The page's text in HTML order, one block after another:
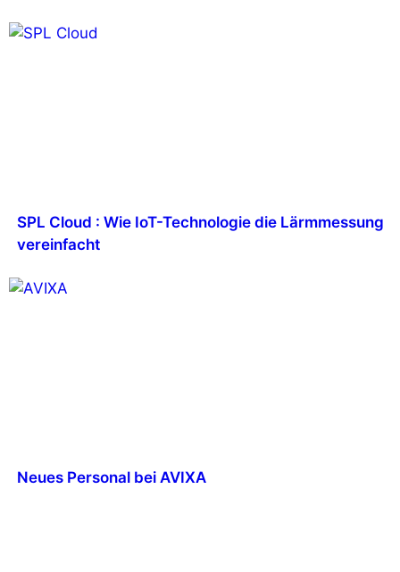
SPL Cloud : Wie IoT-Technologie die Lärmmessung
vereinfacht
Neues Personal bei AVIXA